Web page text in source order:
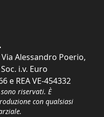
Alessandro Poerio,
i.v. Euro
e REA VE-454332
riservati. È
con qualsiasi